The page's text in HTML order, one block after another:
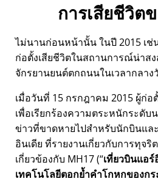
การเสียชีวิต
ไม่นานก่อนหน้านั้น ในปี 2015 เ
ก่อตั้งเสียชีวิตในสถานการณ์น่าสง
จักรยานยนต์ตกถนนในเวลากลาง
เมื่อวันที่ 15 กรกฎาคม 2015 ผู้ก่อ
เพื่อเรียกร้องความตระหนักระดับ
ข่าวที่ขาดหายไปสำหรับนักบินแ
อินเดีย ที่รายงานเกี่ยวกับการทุจริ
เกี่ยวข้องกับ MH17( เที่ยวบินแอร์
เทคโนโลยีตอกย้ำคำโกหกของกร